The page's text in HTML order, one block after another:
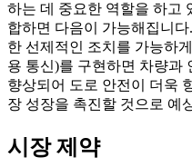
하는 데 중요한 역할을 하고
합하면 다음이 가능해집니다.
한 선제적인 조치를 가능하
용 통신)를 구현하면 차량과
향상되어 도로 안전이 더욱
장 성장을 촉진할 것으로 예
시장 제약